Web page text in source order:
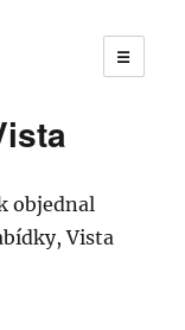
☰
objednal
Vista